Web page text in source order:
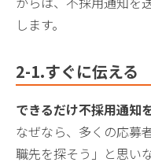
します。
2-1.すぐに伝える
できるだけ不採用通知
なぜなら、多くの応募
職先を探そう」と思い